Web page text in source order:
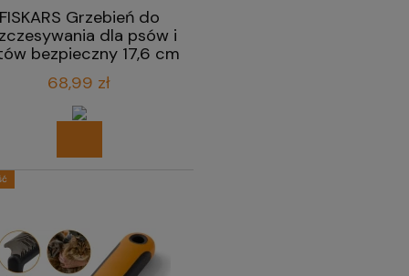
Grzebień do
dla psów i
bezpieczny 17,6 cm
68,99 zł